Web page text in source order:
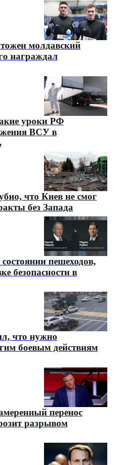
молдавский
награждал
уроки РФ
ВСУ в
что Киев не смог
без Запада
пешеходов,
безопасности в
что нужно
боевым действиям
перенос
разрывом